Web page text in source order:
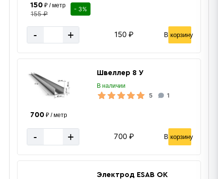
150 ₽ / метр
155 ₽
- 3%
- + 150 ₽ В корзину
Швеллер 8 У
В наличии
5 1
700 ₽ / метр
- + 700 ₽ В корзину
Электрод ESAB ОК